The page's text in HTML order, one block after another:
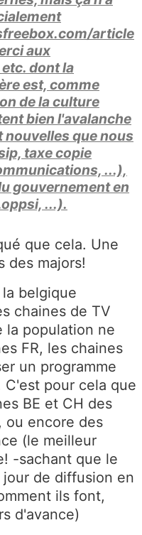
article
aux
dont la
est, comme
de la culture
bien l'avalanche
nouvelles que nous
taxe copie
...),
gouvernement en
...).
que cela. Une
des majors!
belgique
chaines de TV
la population ne
FR, les chaines
un programme
C'est pour cela que
BE et CH des
ou encore des
(le meilleur
-sachant que le
de diffusion en
ils font,
d'avance)